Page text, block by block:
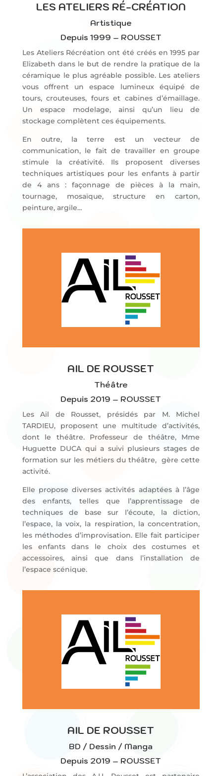
LES ATELIERS RÉ-CRÉATION
Artistique
Depuis 1999 – ROUSSET
Les Ateliers Récréation ont été créés en 1995 par
Elizabeth dans le but de rendre la pratique de la
céramique le plus agréable possible. Les ateliers
vous offrent un espace lumineux équipé de
tours, crouteuses, fours et cabines d’émaillage.
Un espace modelage, ainsi qu’un lieu de
stockage complètent ces équipements.
En outre, la terre est un vecteur de
communication, le fait de travailler en groupe
stimule la créativité. Ils proposent diverses
techniques artistiques pour les enfants à partir
de 4 ans : façonnage de pièces à la main,
tournage, mosaïque, structure en carton,
peinture, argile…
AIL DE ROUSSET
Théâtre
Depuis 2019 – ROUSSET
Les Ail de Rousset, présidés par M. Michel
TARDIEU, proposent une multitude d’activités,
dont le théâtre. Professeur de théâtre, Mme
Huguette DUCA qui a suivi plusieurs stages de
formation sur les métiers du théâtre, gère cette
activité.
Elle propose diverses activités adaptées à l’âge
des enfants, telles que l’apprentissage de
techniques de base sur l’écoute, la diction,
l’espace, la voix, la respiration, la concentration,
les méthodes d’improvisation. Elle fait participer
les enfants dans le choix des costumes et
accessoires, ainsi que dans l’installation de
l’espace scénique.
AIL DE ROUSSET
BD / Dessin / Manga
Depuis 2019 – ROUSSET